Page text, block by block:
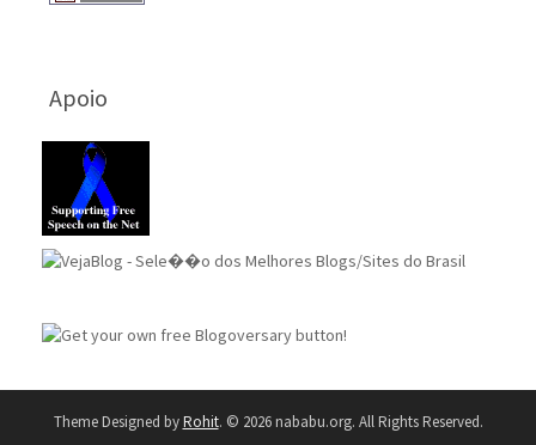
Apoio
Theme Designed byRohit. © 2026 nababu.org. All Rights Reserved.